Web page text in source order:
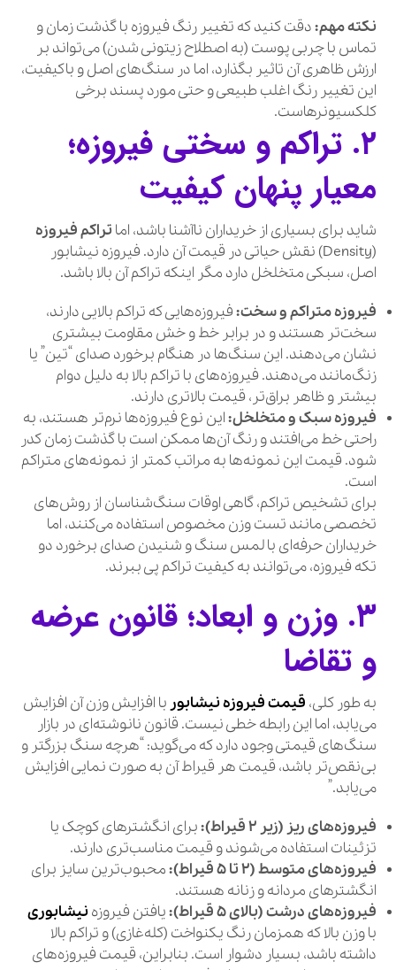
نکته مهم:دقت کنید که تغییر رنگ فیروزه با گذشت زمان و
تماس با چربی پوست (به اصطلاح زیتونی شدن) می‌تواند بر
ارزش ظاهری آن تاثیر بگذارد، اما در سنگ‌های اصل و باکیفیت،
این تغییر رنگ اغلب طبیعی و حتی مورد پسند برخی
کلکسیونرهاست.
۲. تراکم و سختی فیروزه؛
معیار پنهان کیفیت
شاید برای بسیاری از خریداران ناآشنا باشد، اما تراکم فیروزه
(Density) نقش حیاتی در قیمت آن دارد. فیروزه نیشابور
اصل، سبکی متخلخل دارد مگر اینکه تراکم آن بالا باشد.
فیروزه متراکم و سخت:فیروزه‌هایی که تراکم بالایی دارند،
سخت‌تر هستند و در برابر خط و خش مقاومت بیشتری
نشان می‌دهند. این سنگ‌ها در هنگام برخورد صدای “تین” یا
زنگ‌مانند می‌دهند. فیروزه‌های با تراکم بالا به دلیل دوام
بیشتر و ظاهر براق‌تر، قیمت بالاتری دارند.
فیروزه سبک و متخلخل:این نوع فیروزه‌ها نرم‌تر هستند، به
راحتی خط می‌افتند و رنگ آن‌ها ممکن است با گذشت زمان کدر
شود. قیمت این نمونه‌ها به مراتب کمتر از نمونه‌های متراکم
است.
برای تشخیص تراکم، گاهی اوقات سنگ‌شناسان از روش‌های
تخصصی مانند تست وزن مخصوص استفاده می‌کنند، اما
خریداران حرفه‌ای با لمس سنگ و شنیدن صدای برخورد دو
تکه فیروزه، می‌توانند به کیفیت تراکم پی ببرند.
۳. وزن و ابعاد؛ قانون عرضه
و تقاضا
به طور کلی، قیمت فیروزه نیشابور با افزایش وزن آن افزایش
می‌یابد، اما این رابطه خطی نیست. قانون نانوشته‌ای در بازار
سنگ‌های قیمتی وجود دارد که می‌گوید: “هرچه سنگ بزرگتر و
بی‌نقص‌تر باشد، قیمت هر قیراط آن به صورت نمایی افزایش
می‌یابد.”
فیروزه‌های ریز (زیر ۲ قیراط):
برای انگشترهای کوچک یا
تزئینات استفاده می‌شوند و قیمت مناسب‌تری دارند.
فیروزه‌های متوسط (۲ تا ۵ قیراط):
محبوب‌ترین سایز برای
انگشترهای مردانه و زنانه هستند.
فیروزه‌های درشت (بالای ۵ قیراط):
یافتن فیروزهنیشابوری
با وزن بالا که همزمان رنگ یکنواخت (کله‌غازی) و تراکم بالا
داشته باشد، بسیار دشوار است. بنابراین، قیمت فیروزه‌های